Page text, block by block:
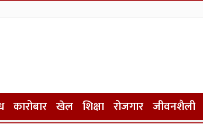
कारोबार खेल शिक्षा रोजगार जीवनशैली